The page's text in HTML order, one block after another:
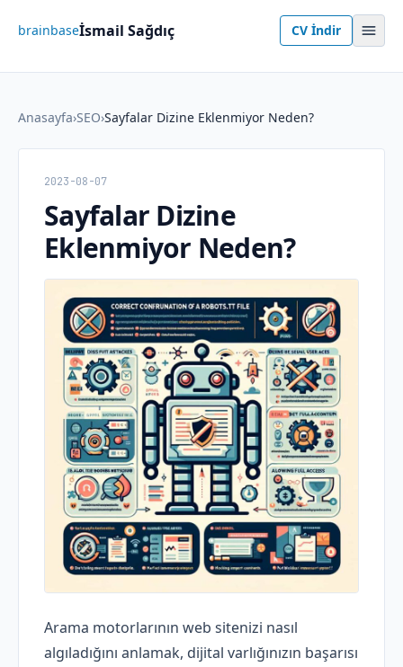
brainbaseİsmail Sağdıç CV İndir
Anasayfa›SEO›Sayfalar Dizine Eklenmiyor Neden?
2023-08-07
Sayfalar Dizine
Eklenmiyor Neden?
Arama motorlarının web sitenizi nasıl
algıladığını anlamak, dijital varlığınızın başarısı